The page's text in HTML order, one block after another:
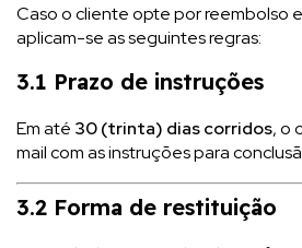
Caso o cliente opte por reembolso
aplicam-se as seguintes regras:
3.1 Prazo de instruções
Em até 30 (trinta) dias corridos, o
mail com as instruções para
3.2 Forma de restituição